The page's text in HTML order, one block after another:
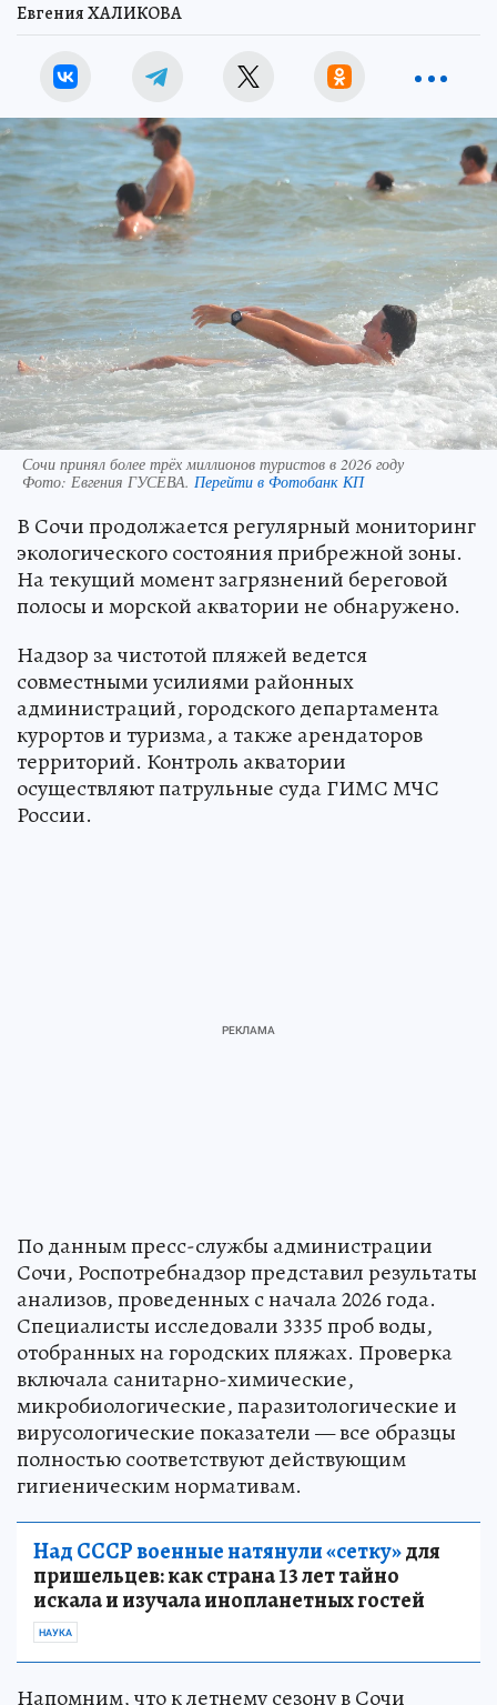
Евгения ХАЛИКОВА
Сочи принял более трёх миллионов туристов в 2026 году
Фото: Евгения ГУСЕВА. Перейти в Фотобанк КП
В Сочи продолжается регулярный мониторинг
экологического состояния прибрежной зоны.
На текущий момент загрязнений береговой
полосы и морской акватории не обнаружено.
Надзор за чистотой пляжей ведется
совместными усилиями районных
администраций, городского департамента
курортов и туризма, а также арендаторов
территорий. Контроль акватории
осуществляют патрульные суда ГИМС МЧС
России.
По данным пресс-службы администрации
Сочи, Роспотребнадзор представил результаты
анализов, проведенных с начала 2026 года.
Специалисты исследовали 3335 проб воды,
отобранных на городских пляжах. Проверка
включала санитарно-химические,
микробиологические, паразитологические и
вирусологические показатели — все образцы
полностью соответствуют действующим
гигиеническим нормативам.
Над СССР военные натянули «сетку»для
пришельцев: как страна 13 лет тайно
искала и изучала инопланетных гостей
НАУКА
Напомним, что к летнему сезону в Сочи